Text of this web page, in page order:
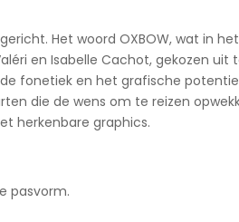
Het woord OXBOW, wat in
en Isabelle Cachot, gekozen
fonetiek en het grafische
die de wens om te reizen
herkenbare graphics.
pasvorm.